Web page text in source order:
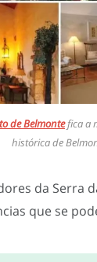
de Belmontefica a
histórica de
da Serra
que se